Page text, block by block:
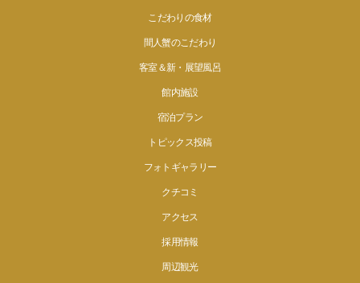
こだわりの食材
間人蟹のこだわり
客室＆新・展望風呂
館内施設
宿泊プラン
トピックス投稿
フォトギャラリー
クチコミ
アクセス
採用情報
周辺観光